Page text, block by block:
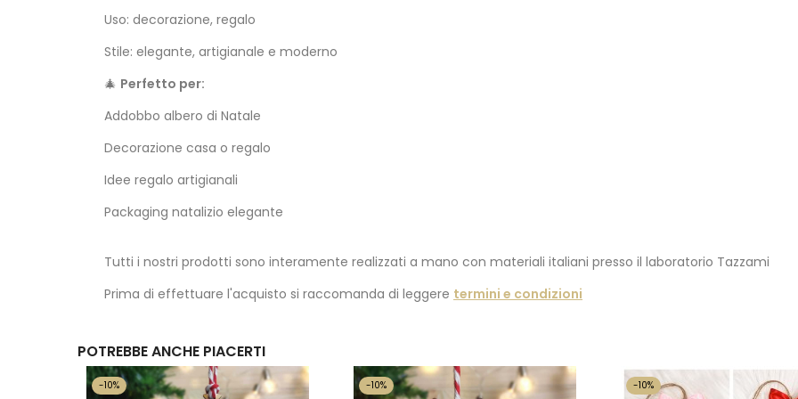
Uso: decorazione, regalo
Stile: elegante, artigianale e moderno
🎄 Perfetto per:
Addobbo albero di Natale
Decorazione casa o regalo
Idee regalo artigianali
Packaging natalizio elegante
Tutti i nostri prodotti sono interamente realizzati a mano con materiali italiani presso il laboratorio Tazzami
Prima di effettuare l'acquisto si raccomanda di leggere termini e condizioni
POTREBBE ANCHE PIACERTI
-10% -10% -10%